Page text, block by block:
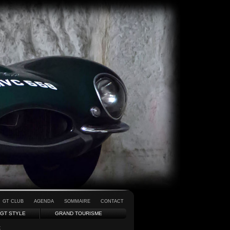
GT CLUB AGENDA SOMMAIRE CONTACT
GT STYLE GRAND TOURISME